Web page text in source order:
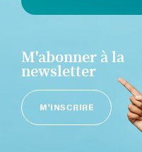
M'abonner à la
newsletter
M'INSCRIRE